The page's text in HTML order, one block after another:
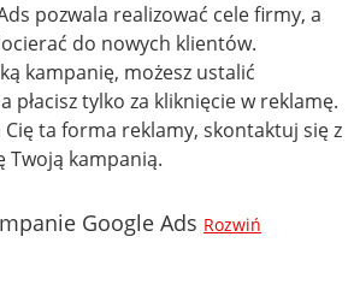
pozwala realizować cele firmy, a
do nowych klientów.
kampanię, możesz ustalić
płacisz tylko za kliknięcie w reklamę.
Cię ta forma reklamy, skontaktuj się z
Twoją kampanią.
Google Ads Rozwiń